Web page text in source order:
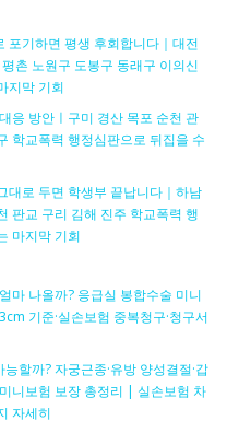
포기하면 평생 후회합니다｜대전
촌 노원구 도봉구 동래구 이의신
지막 기회
응 방안ㅣ구미 경산 목포 순천 관
학교폭력 행정심판으로 뒤집을 수
대로 두면 학생부 끝납니다｜하남
판교 구리 김해 진주 학교폭력 행
마지막 기회
마 나올까? 응급실 봉합수술 미니
기준·실손보험 중복청구·청구서
할까? 자궁근종·유방 양성결절·갑
니보험 보장 총정리 | 실손보험 차
자세히